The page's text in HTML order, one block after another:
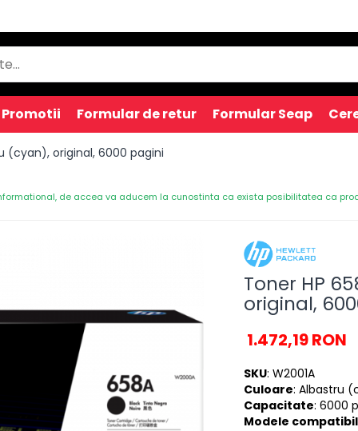
Promotii Formular de retur Formular Seap
(cyan), original, 6000 pagini
de accea va aducem la cunostinta ca exista posibilitatea ca
Toner HP
original,
1.472,19 RON
SKU: W2001A
Culoare: Albastru
Capacitate: 6000
Modele